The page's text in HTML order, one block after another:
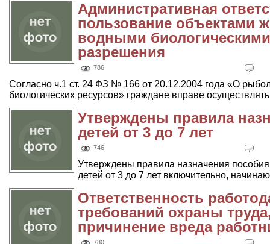
Административная
пользование объектами
водными
разрешения
786
Согласно ч.1 ст. 24 ФЗ № 166 от 20.12.2004 года «О
биологических ресурсов» граждане вправе
Утверждены правила
детей от 3 до 7 лет
746
Утверждены правила назначения
детей от 3 до 7 лет включительно,
Ответственность
требований охраны
причинение вреда
780